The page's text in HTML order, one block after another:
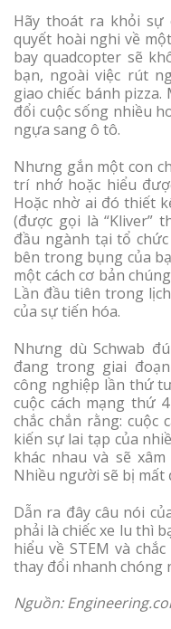
Hãy thoát ra khỏi sự
quyết hoài nghi về
bay quadcopter sẽ
bạn, ngoài việc rút
giao chiếc bánh
đổi cuộc sống nhiều
ngựa sang ô tô.
Nhưng gắn một con
trí nhớ hoặc hiểu
Hoặc nhờ ai đó thiết
(được gọi là “Kliver”
đầu ngành tại tổ
bên trong bụng của
một cách cơ bản
Lần đầu tiên trong
của sự tiến hóa.
Nhưng dù Schwab
đang trong giai
công nghiệp lần thứ
cuộc cách mạng thứ
chắc chắn rằng: cuộc
kiến sự lai tạp của
khác nhau và sẽ
Nhiều người sẽ bị mất
Dẫn ra đây câu nói
phải là chiếc xe lu thì
hiểu về STEM và
thay đổi nhanh chóng
Nguồn: